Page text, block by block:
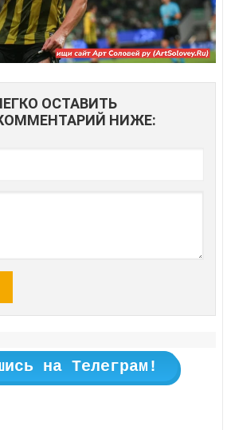
ОСТАВИТЬ
НИЖЕ:
на Телеграм!